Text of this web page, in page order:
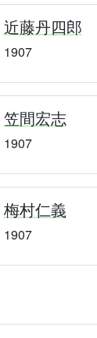
近藤丹四郎
1907
笠間宏志
1907
梅村仁義
1907